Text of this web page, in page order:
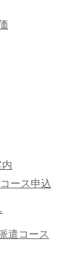
ース申込
遣コース